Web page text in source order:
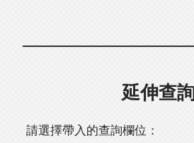
延伸查詢
請選擇帶入的查詢欄位：